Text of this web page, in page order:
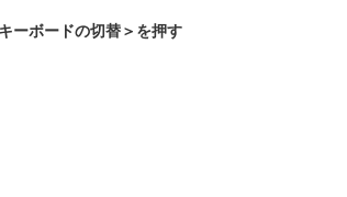
ーボードの切替＞を押す